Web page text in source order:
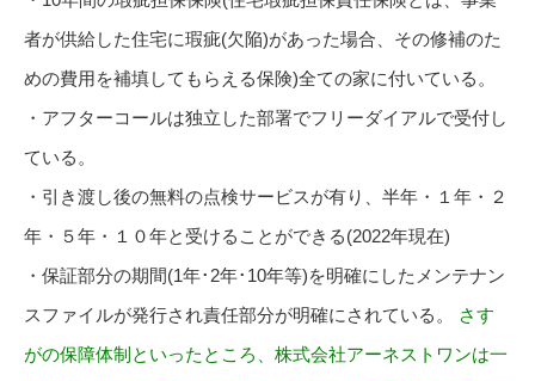
者が供給した住宅に瑕疵(欠陥)があった場合、その修補のた
めの費用を補填してもらえる保険)全ての家に付いている。
・アフターコールは独立した部署でフリーダイアルで受付し
ている。
・引き渡し後の無料の点検サービスが有り、半年・１年・２
年・５年・１０年と受けることができる(2022年現在)
・保証部分の期間(1年･2年･10年等)を明確にしたメンテナン
スファイルが発行され責任部分が明確にされている。
さす
がの保障体制といったところ、株式会社アーネストワンは一